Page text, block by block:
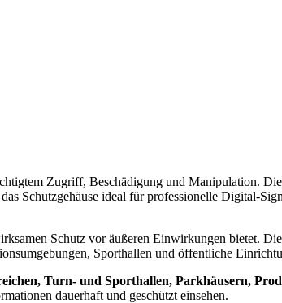
Zugriff, Beschädigung und Manipulation.
Schutzgehäuse ideal für professionelle Digital-
Schutz vor äußeren Einwirkungen bietet.
Sporthallen und öffentliche
Turn- und Sporthallen, Parkhäusern,
dauerhaft und geschützt einsehen.